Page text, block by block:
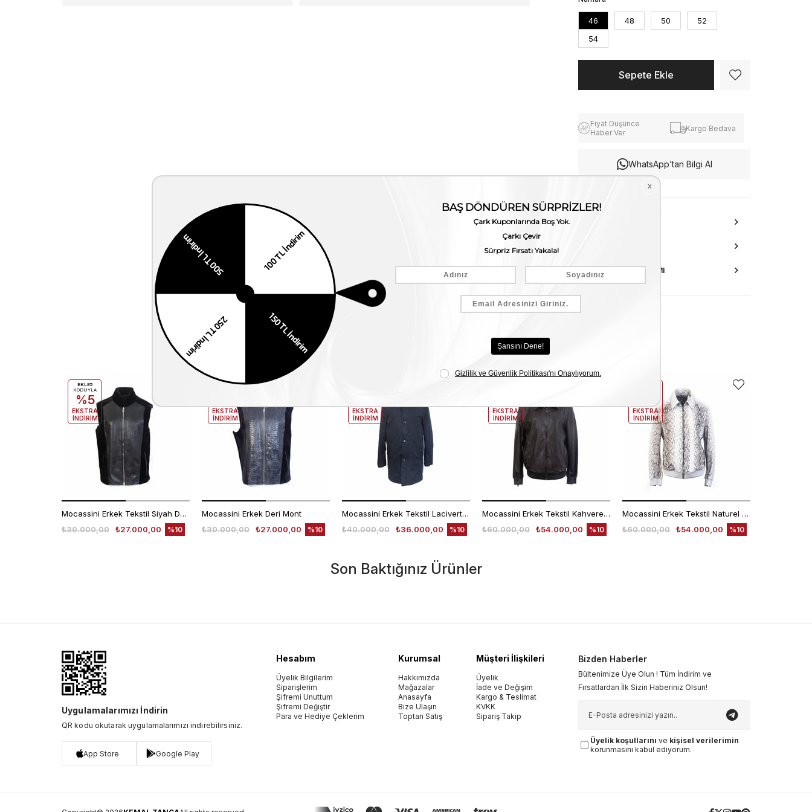
46 48 50
52
54
Fiyat Düşünce
Haber Ver
Kargo Bedava
WhatsApp’tan Bilgi Al
AKSESUAR ONARIMI
Mocassini Erkek Tekstil Siyah Deri Mont
₺27.000,00
₺30.000,00 %10
EKLE5
KODUYLA
%5
EKSTRA
İNDİRİM
Mocassini Erkek Deri Mont
₺27.000,00
₺30.000,00 %10
EKLE5
EKSTRA
İNDİRİM
Mocassini Erkek Tekstil Lacivert Deri Mont
₺36.000,00
₺40.000,00 %10
EKSTRA
İNDİRİM
Mocassini Erkek Tekstil Kahverengi Deri Mont
₺54.000,00
₺60.000,00 %10
EKSTRA
İNDİRİM
Mocassini Erkek Tekstil Naturel Deri Mont
₺54.000,00
₺60.000,00 %10
EKSTRA
İNDİRİM
Son Baktığınız Ürünler
Uygulamalarımızı İndirin
QR kodu okutarak uygulamalarımızı indirebilirsiniz.
App Store Google Play
Hesabım
Üyelik Bilgilerim
Siparişlerim
Şifremi Unuttum
Şifremi Değiştir
Para ve Hediye Çeklerim
Kurumsal
Hakkımızda
Mağazalar
Anasayfa
Bize Ulaşın
Toptan Satış
Müşteri İlişkileri
Üyelik
İade ve Değişim
Kargo & Teslimat
KVKK
Sipariş Takip
Bizden Haberler
Bültenimize Üye Olun ! Tüm İndirim ve
Fırsatlardan İlk Sizin Haberiniz Olsun!
Üyelik koşullarını ve kişisel verilerimin
korunmasını kabul ediyorum.